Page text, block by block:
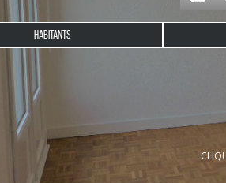
HABITANTS
du bien
immobilier vous propose à la
entrée, séjour avec balcon,